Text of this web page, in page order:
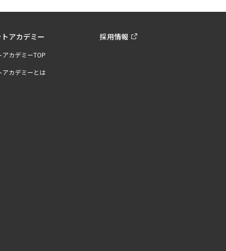
アカデミー
アカデミーTOP
アカデミーとは
採用情報